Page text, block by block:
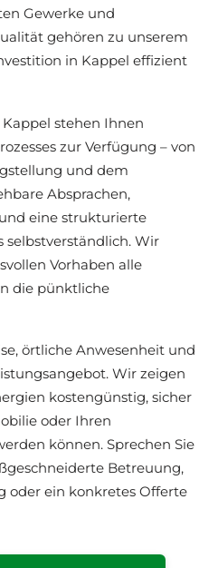
Gewerke und
gehören zu unserem
in Kappel effizient
stehen Ihnen
zur Verfügung – von
und dem
Absprachen,
eine strukturierte
selbstverständlich. Wir
Vorhaben alle
die pünktliche
örtliche Anwesenheit und
Wir zeigen
kostengünstig, sicher
oder Ihren
können. Sprechen Sie
Betreuung,
oder ein konkretes Offerte